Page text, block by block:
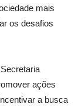
mais
os desafios
ações
a busca